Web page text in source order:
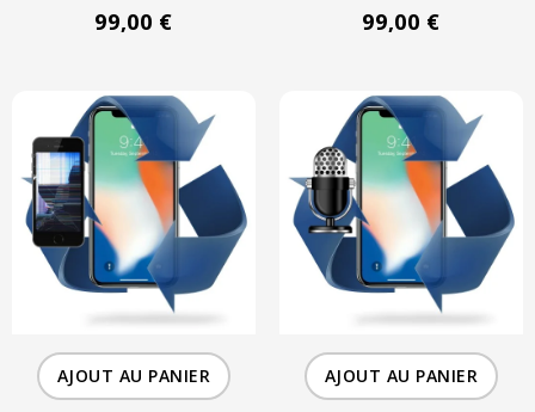
99,00 € 99,00 €
AJOUT AU PANIER AJOUT AU PANIER